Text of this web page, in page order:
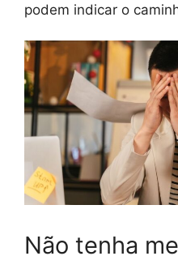
podem indicar o
Não tenha